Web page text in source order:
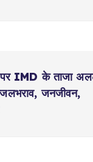
IMD के ताजा
जनजीवन,